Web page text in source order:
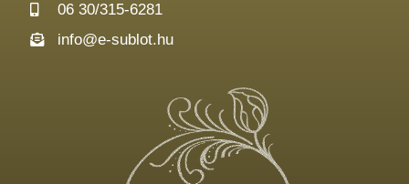
06 30/315-6281
info@e-sublot.hu